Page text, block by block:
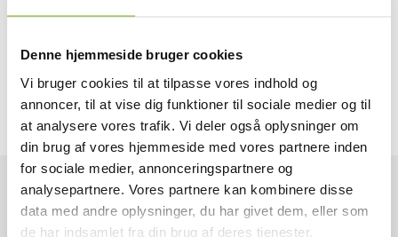
Denne hjemmeside bruger cookies
Vi bruger cookies til at tilpasse vores indhold og
annoncer, til at vise dig funktioner til sociale medier og til
at analysere vores trafik. Vi deler også oplysninger om
din brug af vores hjemmeside med vores partnere inden
for sociale medier, annonceringspartnere og
analysepartnere. Vores partnere kan kombinere disse
data med andre oplysninger, du har givet dem, eller som
de har indsamlet fra din brug af deres tjenester.
1. Ska lyften besiktigas?
3. Har ni reservdelarna på lager?
4. Ingår det någon slags support när man köper era
produkter?